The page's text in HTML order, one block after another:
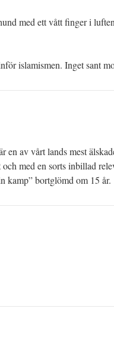
med ett vått finger i
islamismen. Inget sant
en av vårt lands mest
med en sorts inbillad
kamp” bortglömd om 15 år.